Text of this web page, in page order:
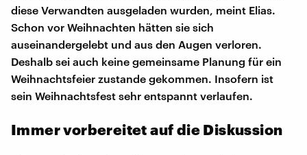
diese Verwandten ausgeladen wurden, meint Elias.
Schon vor Weihnachten hätten sie sich
auseinandergelebt und aus den Augen verloren.
Deshalb sei auch keine gemeinsame Planung für ein
Weihnachtsfeier zustande gekommen. Insofern ist
sein Weihnachtsfest sehr entspannt verlaufen.
Immer vorbereitet auf die Diskussion